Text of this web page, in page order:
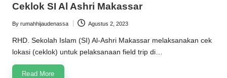
Ceklok SI Al Ashri Makassar
Posted
by
By rumahhijaudenassa Agustus 2, 2023
RHD. Sekolah Islam (SI) Al-Ashri Makassar melaksanakan cek
lokasi (ceklok) untuk pelaksanaan field trip di…
Read More